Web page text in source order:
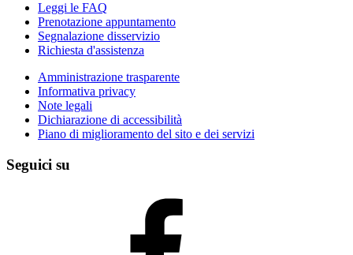
Leggi le FAQ
Prenotazione appuntamento
Segnalazione disservizio
Richiesta d'assistenza
Amministrazione trasparente
Informativa privacy
Note legali
Dichiarazione di accessibilità
Piano di miglioramento del sito e dei servizi
Seguici su